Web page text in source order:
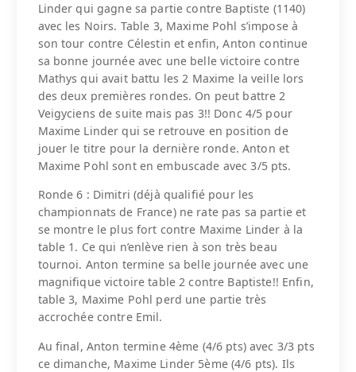
Linder qui gagne sa partie contre Baptiste (1140)
avec les Noirs. Table 3, Maxime Pohl s’impose à
son tour contre Célestin et enfin, Anton continue
sa bonne journée avec une belle victoire contre
Mathys qui avait battu les 2 Maxime la veille lors
des deux premières rondes. On peut battre 2
Veigyciens de suite mais pas 3!! Donc 4/5 pour
Maxime Linder qui se retrouve en position de
jouer le titre pour la dernière ronde. Anton et
Maxime Pohl sont en embuscade avec 3/5 pts.
Ronde 6 : Dimitri (déjà qualifié pour les
championnats de France) ne rate pas sa partie et
se montre le plus fort contre Maxime Linder à la
table 1. Ce qui n’enlève rien à son très beau
tournoi. Anton termine sa belle journée avec une
magnifique victoire table 2 contre Baptiste!! Enfin,
table 3, Maxime Pohl perd une partie très
accrochée contre Emil.
Au final, Anton termine 4ème (4/6 pts) avec 3/3 pts
ce dimanche, Maxime Linder 5ème (4/6 pts). Ils